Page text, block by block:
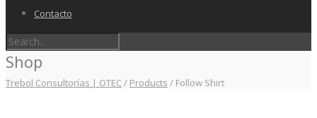
Contacto
Shop
Trebol Consultorías | OTEC/ Products / Follow Shirt